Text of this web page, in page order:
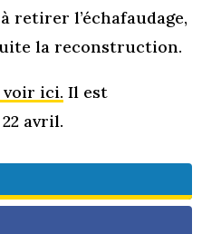
retirer l’échafaudage,
la reconstruction.
voir ici. Il est
avril.